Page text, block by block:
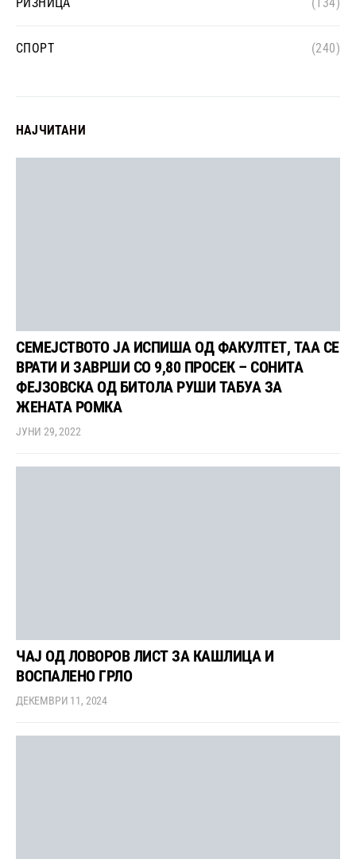
РИЗНИЦА (134)
СПОРТ (240)
НАЈЧИТАНИ
СЕМЕЈСТВОТО ЈА ИСПИША ОД ФАКУЛТЕТ, ТАА СЕ
ВРАТИ И ЗАВРШИ СО 9,80 ПРОСЕК – СОНИТА
ФЕЈЗОВСКА ОД БИТОЛА РУШИ ТАБУА ЗА
ЖЕНАТА РОМКА
ЈУНИ 29, 2022
ЧАЈ ОД ЛОВОРОВ ЛИСТ ЗА КАШЛИЦА И
ВОСПАЛЕНО ГРЛО
ДЕКЕМВРИ 11, 2024